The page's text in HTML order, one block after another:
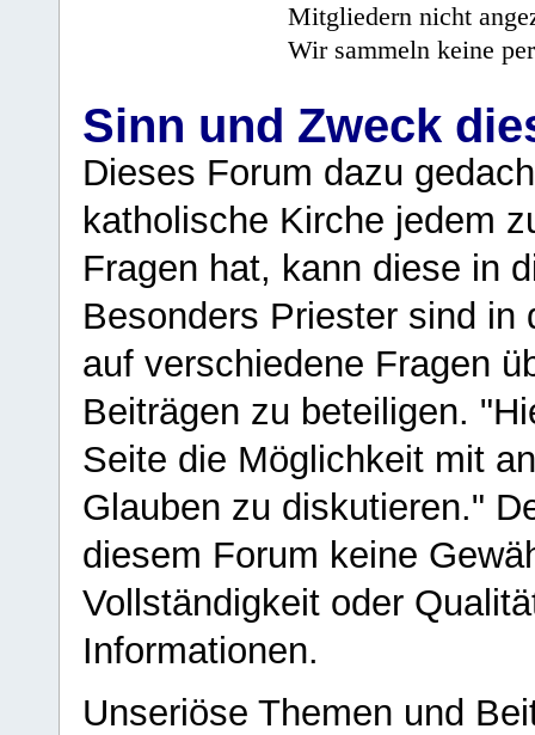
Mitgliedern nicht
Wir sammeln keine
Sinn und Zweck
Dieses Forum dazu
katholische Kirche jedem
Fragen hat, kann diese in
Besonders Priester sind in
auf verschiedene Fragen
Beiträgen zu beteiligen.
Seite die Möglichkeit mit
Glauben zu diskutieren."
diesem Forum keine
Vollständigkeit oder
Informationen.
Unseriöse Themen und